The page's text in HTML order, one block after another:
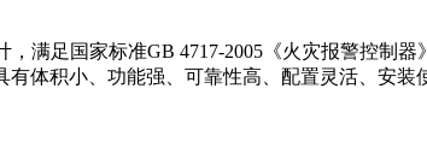
满足国家标准GB 4717-2005《火灾报警控制器
体积小、功能强、可靠性高、配置灵活、安装